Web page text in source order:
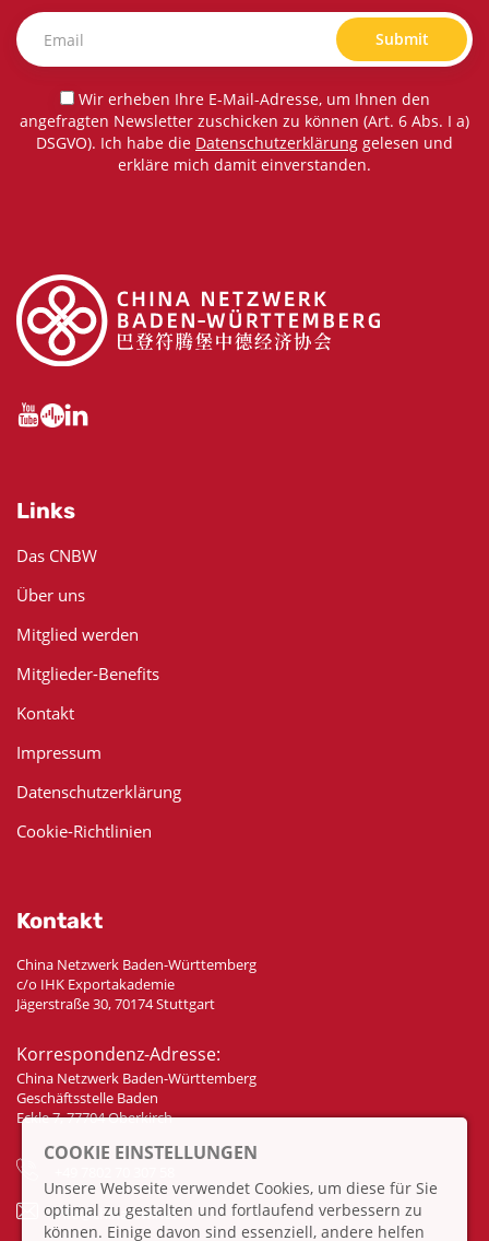
Submit
Wir erheben Ihre E-Mail-Adresse, um Ihnen den
angefragten Newsletter zuschicken zu können (Art. 6 Abs. I a)
DSGVO). Ich habe die Datenschutzerklärung gelesen und
erkläre mich damit einverstanden.
Links
Das CNBW
Über uns
Mitglied werden
Mitglieder-Benefits
Kontakt
Impressum
Datenschutzerklärung
Cookie-Richtlinien
Kontakt
China Netzwerk Baden-Württemberg
c/o IHK Exportakademie
Jägerstraße 30, 70174 Stuttgart
Korrespondenz-Adresse:
China Netzwerk Baden-Württemberg
Geschäftsstelle Baden
Eckle 7, 77704 Oberkirch
info@china-bw.net
COOKIE EINSTELLUNGEN
Unsere Webseite verwendet Cookies, um diese für Sie
optimal zu gestalten und fortlaufend verbessern zu
können. Einige davon sind essenziell, andere helfen